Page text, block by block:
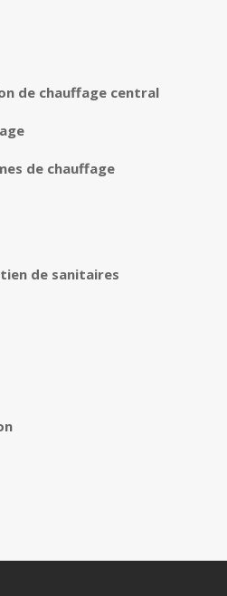
de chauffage central
de chauffage
de sanitaires